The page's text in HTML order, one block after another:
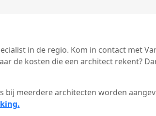
in de regio. Kom in contact met
de kosten die een architect rekent?
bij meerdere architecten worden